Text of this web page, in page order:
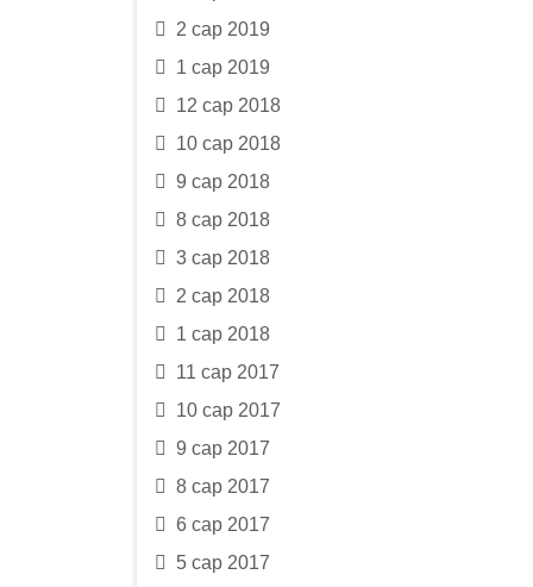
2 сар 2019
1 сар 2019
12 сар 2018
10 сар 2018
9 сар 2018
8 сар 2018
3 сар 2018
2 сар 2018
1 сар 2018
11 сар 2017
10 сар 2017
9 сар 2017
8 сар 2017
6 сар 2017
5 сар 2017